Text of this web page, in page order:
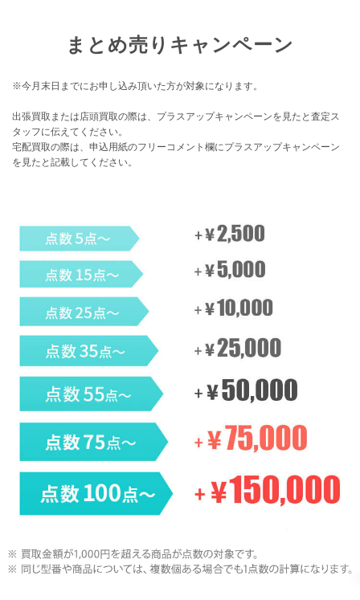
まとめ売りキャンペーン
※今月末日までにお申し込み頂いた方が対象になります。
出張買取または店頭買取の際は、プラスアップキャンペーンを見たと査定ス
タッフに伝えてください。
宅配買取の際は、申込用紙のフリーコメント欄にプラスアップキャンペーン
を見たと記載してください。